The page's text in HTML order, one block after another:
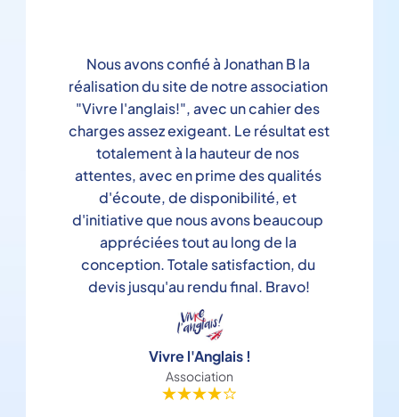
Nous avons confié à Jonathan B la
réalisation du site de notre association
"Vivre l'anglais!", avec un cahier des
charges assez exigeant. Le résultat est
totalement à la hauteur de nos
attentes, avec en prime des qualités
d'écoute, de disponibilité, et
d'initiative que nous avons beaucoup
appréciées tout au long de la
conception. Totale satisfaction, du
devis jusqu'au rendu final. Bravo!
Vivre l'Anglais !
Association